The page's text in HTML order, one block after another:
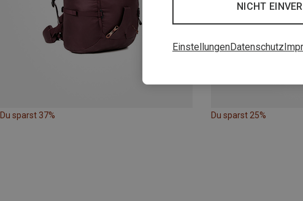
Du sparst 37% Du sparst 25%
NICHT
EinstellungenDatenschutz